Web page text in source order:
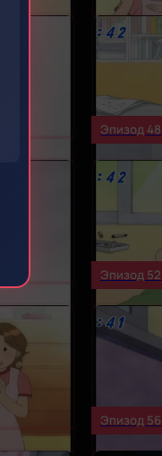
Эпизод 48
Эпизод 52
Эпизод 56